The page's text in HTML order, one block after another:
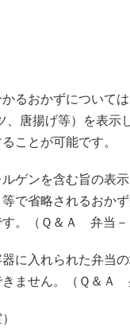
るおかずについて
唐揚げ等）を表示
ことが可能です。
ゲンを含む旨の表
で省略されるおか
。（Ｑ＆Ａ 弁当－
に入れられた弁当
ません。（Ｑ＆Ａ